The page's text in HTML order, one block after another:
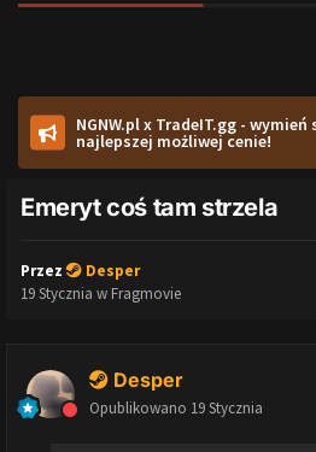
NGNW.pl x TradeIT.gg -
najlepszej możliwej cenie!
Emeryt coś tam strzela
Przez
Desper
19 Stycznia w Fragmovie
Desper
Opublikowano 19 Stycznia